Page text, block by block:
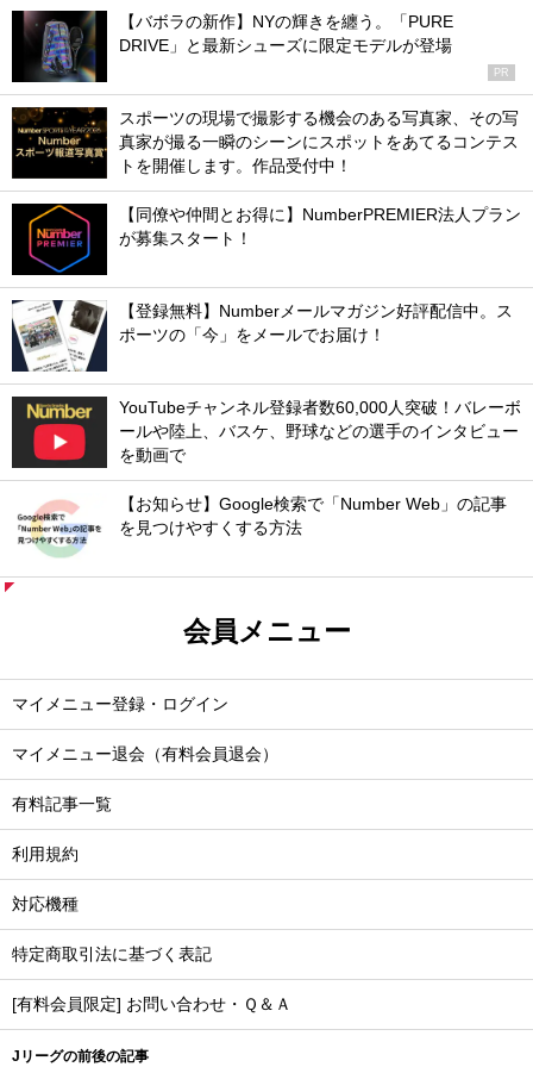
【バボラの新作】NYの輝きを纏う。「PURE
DRIVE」と最新シューズに限定モデルが登場
PR
スポーツの現場で撮影する機会のある写真家、その写
真家が撮る一瞬のシーンにスポットをあてるコンテス
トを開催します。作品受付中！
【同僚や仲間とお得に】NumberPREMIER法人プラン
が募集スタート！
【登録無料】Numberメールマガジン好評配信中。ス
ポーツの「今」をメールでお届け！
YouTubeチャンネル登録者数60,000人突破！バレーボ
ールや陸上、バスケ、野球などの選手のインタビュー
を動画で
【お知らせ】Google検索で「Number Web」の記事
を見つけやすくする方法
会員メニュー
マイメニュー登録・ログイン
マイメニュー退会（有料会員退会）
有料記事一覧
利用規約
対応機種
特定商取引法に基づく表記
[有料会員限定] お問い合わせ・Ｑ＆Ａ
Jリーグの前後の記事